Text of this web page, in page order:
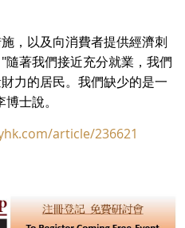
，以及向消費者提供經濟刺
著我們接近充分就業，我們
力的居民。我們缺少的是一
士說。
article/236621